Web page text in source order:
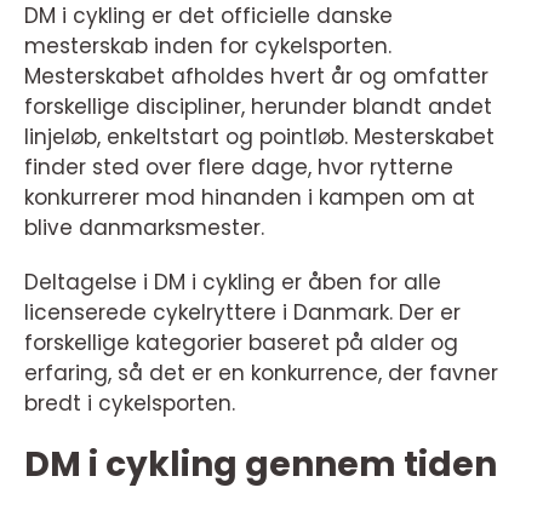
DM i cykling er det officielle danske
mesterskab inden for cykelsporten.
Mesterskabet afholdes hvert år og omfatter
forskellige discipliner, herunder blandt andet
linjeløb, enkeltstart og pointløb. Mesterskabet
finder sted over flere dage, hvor rytterne
konkurrerer mod hinanden i kampen om at
blive danmarksmester.
Deltagelse i DM i cykling er åben for alle
licenserede cykelryttere i Danmark. Der er
forskellige kategorier baseret på alder og
erfaring, så det er en konkurrence, der favner
bredt i cykelsporten.
DM i cykling gennem tiden